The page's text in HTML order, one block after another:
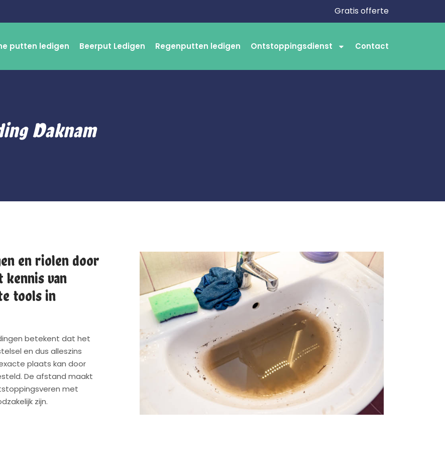
Gratis offerte
putten ledigen Beerput Ledigen Regenputten ledigen Ontstoppingsdienst Contact
Daknam
en riolen door
van
tools in
betekent dat het
en dus alleszins
plaats kan door
De afstand maakt
met
zijn.